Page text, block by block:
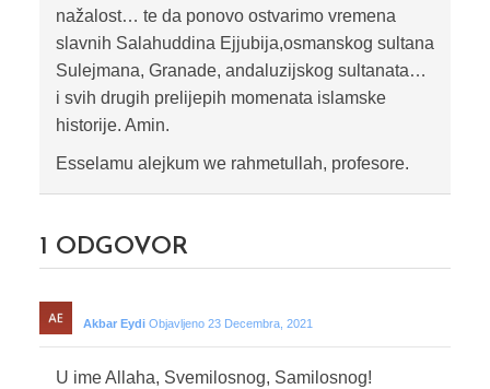
nažalost… te da ponovo ostvarimo vremena
slavnih Salahuddina Ejjubija,osmanskog sultana
Sulejmana, Granade, andaluzijskog sultanata…
i svih drugih prelijepih momenata islamske
historije. Amin.
Esselamu alejkum we rahmetullah, profesore.
1 ODGOVOR
Akbar Eydi Objavljeno 23 Decembra, 2021
U ime Allaha, Svemilosnog, Samilosnog!